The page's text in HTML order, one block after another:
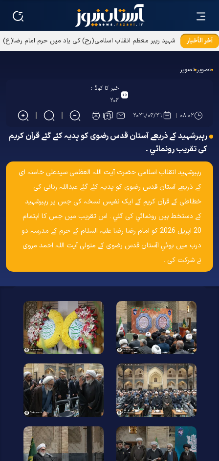
آخر الأخبار
شہید رہبر معظم انقلاب اسلامی(رح) کی یاد میں حرم امام رضا(ع)
میں تقریب کا انعقاد
تصویر تصویر
خبر کا کوڈ :
۲۰۴
۰۸:۰۲
۲۰۲۶/۰۴/۲۶
رہبرشہید کے ذریعے آستان قدس رضوی کو ہدیہ کئے گئے قرآن کریم
کی تقریب رونمائي ۔
رہبرشہید انقلاب اسلامی حضرت آيت اللہ العظمی سیدعلی خامنہ ای
کے ذریعے آستان قدس رضوی کو ہدیہ کئے گئے عبداللہ رنانی کی
خطاطی کے قرآن کریم کے ایک نفیس نسخہ کی جس پر رہبرشہید
کے دستخط ہیں رونمائي کی گئي ۔ اس تقریب میں جس کا اہتمام
20 اپریل 2026 کو امام رضا رضا علیہ السلام کے حرم کے مدرسہ دو
درب میں ہوئي اآستان قدس رضوی کے متولی آيت اللہ احمد مروی
نے شرکت کی ۔